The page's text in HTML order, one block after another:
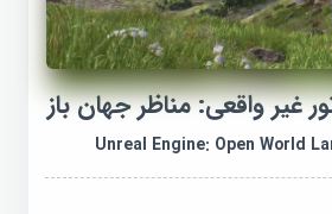
واقعی: مناظر جهان باز